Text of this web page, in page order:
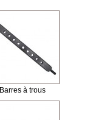
Barres à trous